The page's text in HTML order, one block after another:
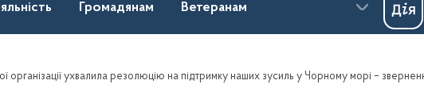
Громадянам Ветеранам